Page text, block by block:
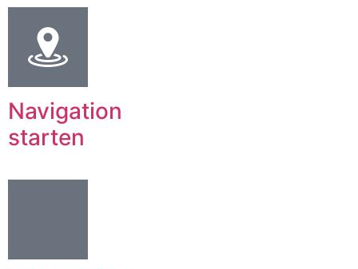
Navigation
starten